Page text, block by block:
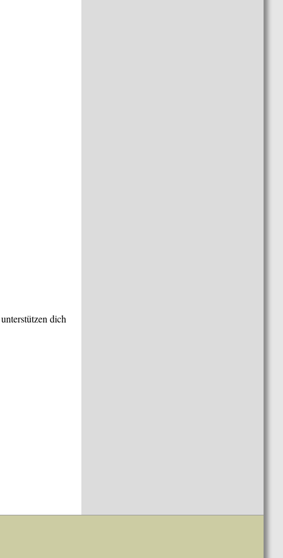
dich